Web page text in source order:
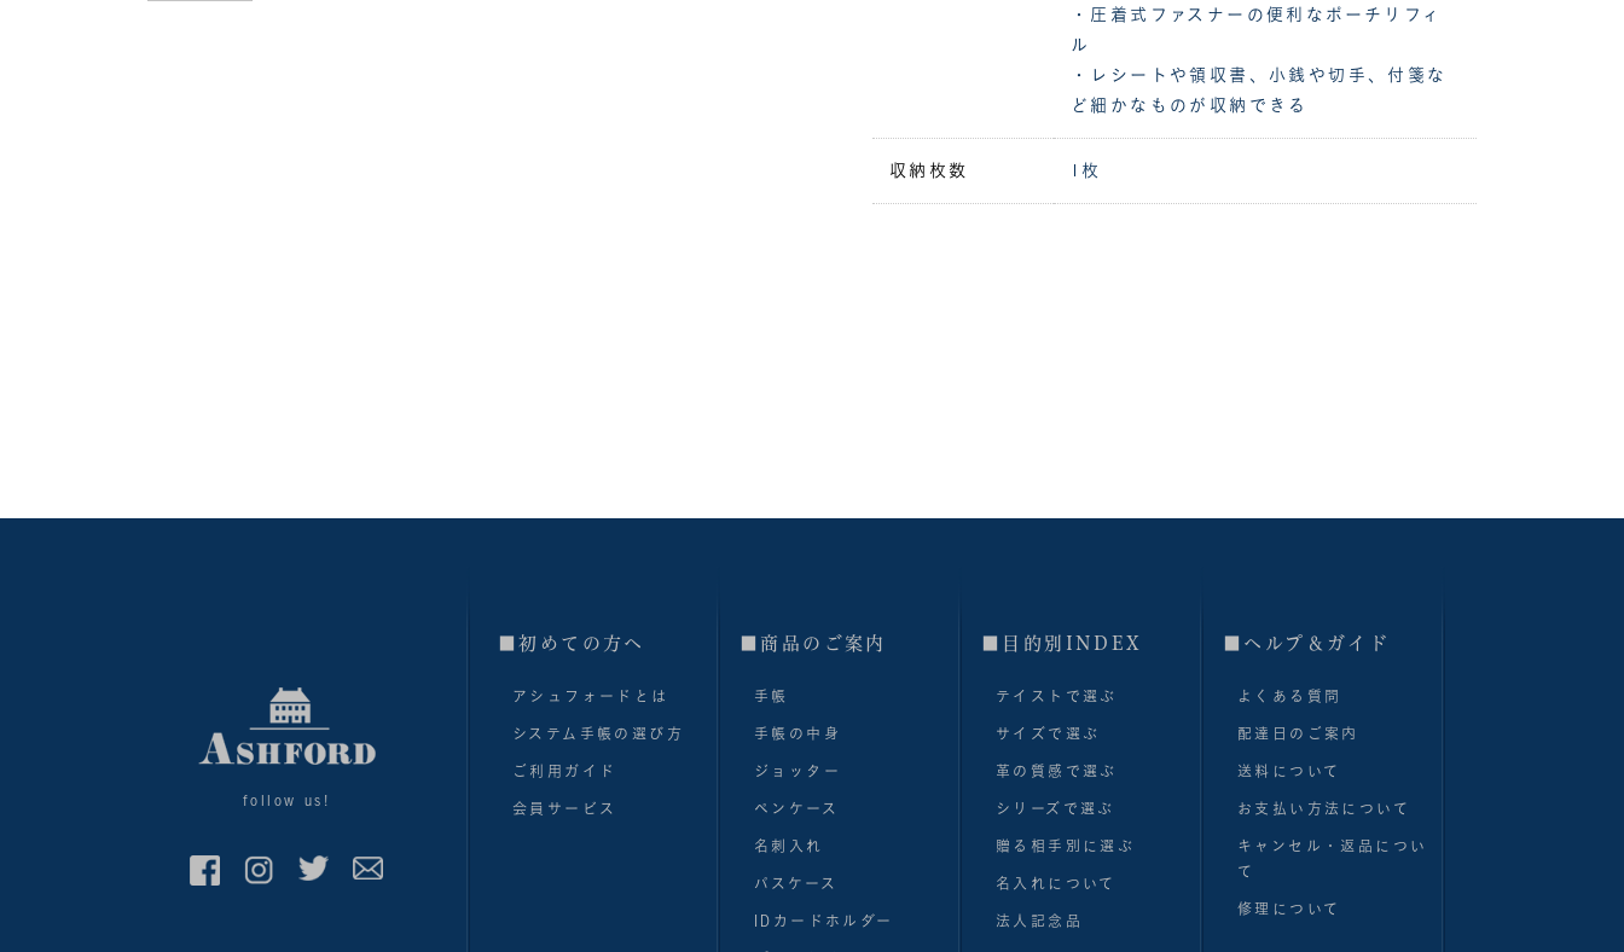
・圧着式ファスナーの便利なポーチリフィ
ル
・レシートや領収書、小銭や切手、付箋な
ど細かなものが収納できる
収納枚数 1枚
follow us!
■初めての方へ
アシュフォードとは
システム手帳の選び方
ご利用ガイド
会員サービス
■商品のご案内
手帳
手帳の中身
ジョッター
ペンケース
名刺入れ
パスケース
IDカードホルダー
■目的別INDEX
テイストで選ぶ
サイズで選ぶ
革の質感で選ぶ
シリーズで選ぶ
贈る相手別に選ぶ
名入れについて
法人記念品
■へルプ＆ガイド
よくある質問
配達日のご案内
送料について
お支払い方法について
キャンセル・返品につい
て
修理について